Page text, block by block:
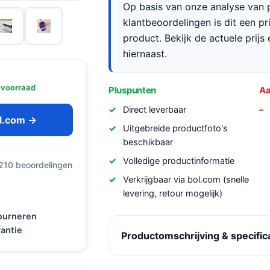
→
beoordelingen
Op basis van onze analyse van
klantbeoordelingen is dit een
product. Bekijk de actuele
hiernaast.
Pluspunten
Direct leverbaar
Uitgebreide productfoto's
beschikbaar
Volledige productinformatie
Verkrijgbaar via bol.com (snelle
levering, retour mogelijk)
Productomschrijving &